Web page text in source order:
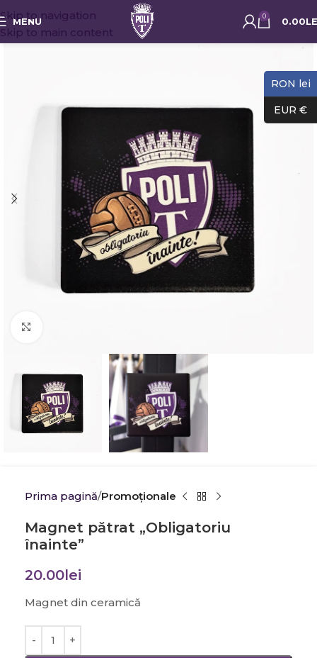
Skip to navigation
Skip to main content
MENU 0 0.00
Prima pagină Promoţionale
Magnet pătrat „Obligatoriu
înainte”
20.00lei
Magnet din ceramică
RON lei
EUR €